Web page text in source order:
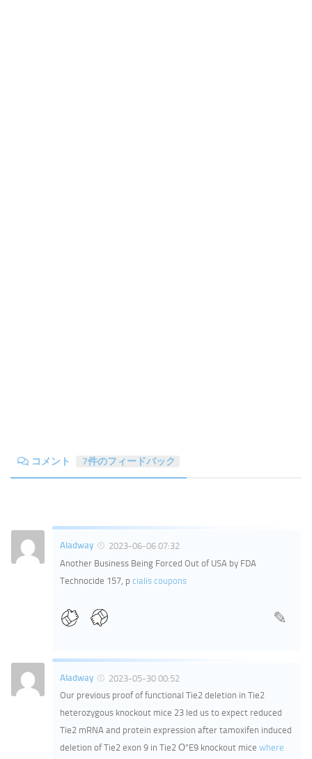
コメント 7件のフィードバック
Aladway
2023-06-06 07:32
Another Business Being Forced Out of USA by FDA
Technocide 157, p cialis coupons
Aladway
2023-05-30 00:52
Our previous proof of functional Tie2 deletion in Tie2
heterozygous knockout mice 23 led us to expect reduced
Tie2 mRNA and protein expression after tamoxifen induced
deletion of Tie2 exon 9 in Tie2 О”E9 knockout mice where